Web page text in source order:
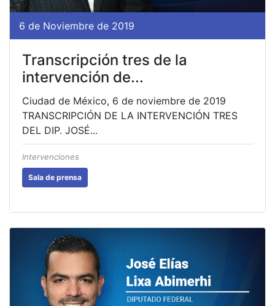
6 de Noviembre de 2019
Transcripción tres de la
intervención de...
Ciudad de México, 6 de noviembre de 2019
TRANSCRIPCIÓN DE LA INTERVENCIÓN TRES
DEL DIP. JOSÉ...
Intervenciones
Sala de prensa